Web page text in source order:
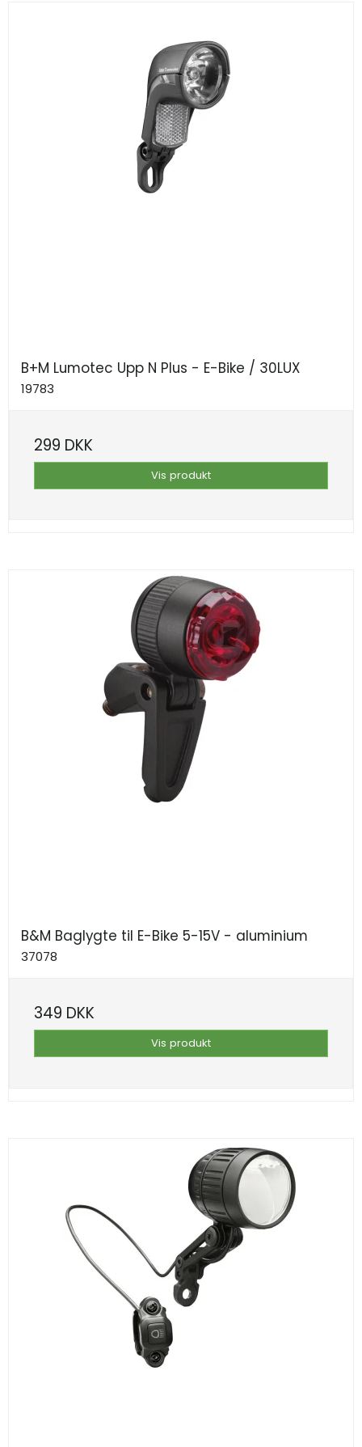
B+M Lumotec Upp N Plus - E-Bike / 30LUX
19783
299 DKK
Vis produkt
B&M Baglygte til E-Bike 5-15V - aluminium
37078
349 DKK
Vis produkt